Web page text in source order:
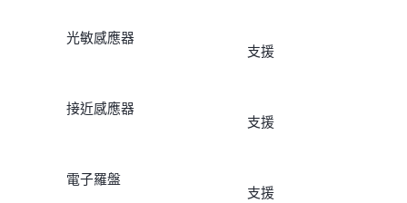
光敏感應器
支援
接近感應器
支援
電子羅盤
支援